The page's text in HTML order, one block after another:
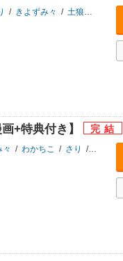
/ きよずみ々 / 土狼弐
+特典付き】
々 / わかちこ / さり / 唯野